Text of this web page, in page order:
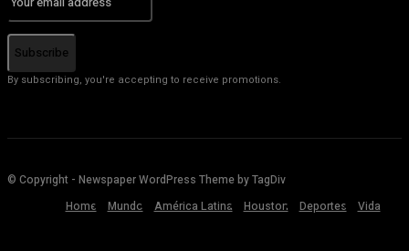
Subscribe
By subscribing, you're accepting to receive promotions.
© Copyright - Newspaper WordPress Theme by TagDiv
Home
Mundo América Latina Houston Deportes Vida